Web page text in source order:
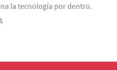
la tecnología por dentro.